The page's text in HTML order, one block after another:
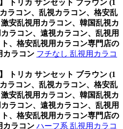
トリカ サンセット ブラウン (1
ラコン、乱視カラコン、格安乱
安乱視用カラコン、韓国乱視カ
ラコン、遠視カラコン、乱視用
、格安乱視用カラコン専門店の
カラコン フチなし 乱視用カラコ
トリカ サンセット ブラウン (1
ラコン、乱視カラコン、格安乱
安乱視用カラコン、韓国乱視カ
ラコン、遠視カラコン、乱視用
、格安乱視用カラコン専門店の
カラコン ハーフ系 乱視用カラコ